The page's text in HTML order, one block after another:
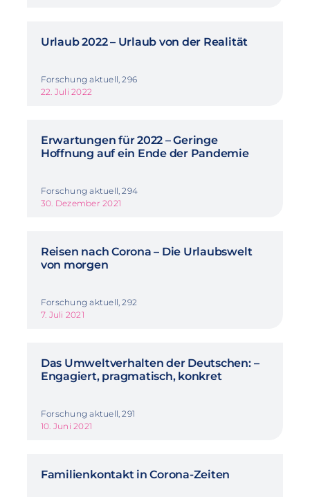
Urlaub 2022 – Urlaub von der Realität
Forschung aktuell, 296
22. Juli 2022
Erwartungen für 2022 – Geringe
Hoffnung auf ein Ende der Pandemie
Forschung aktuell, 294
30. Dezember 2021
Reisen nach Corona – Die Urlaubswelt
von morgen
Forschung aktuell, 292
7. Juli 2021
Das Umweltverhalten der Deutschen: –
Engagiert, pragmatisch, konkret
Forschung aktuell, 291
10. Juni 2021
Familienkontakt in Corona-Zeiten